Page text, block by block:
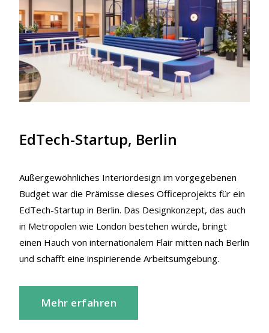
EdTech-Startup, Berlin
Außergewöhnliches Interiordesign im vorgegebenen
Budget war die Prämisse dieses Officeprojekts für ein
EdTech-Startup in Berlin. Das Designkonzept, das auch
in Metropolen wie London bestehen würde, bringt
einen Hauch von internationalem Flair mitten nach Berlin
und schafft eine inspirierende Arbeitsumgebung.
Mehr erfahren